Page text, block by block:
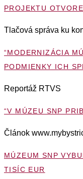
PROJEKTU
Tlačová správa ku
“MODERNIZÁCIA
PODMIENKY ICH
Reportáž RTVS
“V MÚZEU SNP
Článok
MÚZEUM SNP
TISÍC EUR